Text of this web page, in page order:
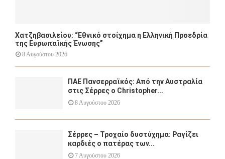
Χατζηβασιλείου: “Εθνικό στοίχημα η Ελληνική Προεδρία
της Ευρωπαϊκής Ένωσης”
8 Αυγούστου 2026
ΠΑΕ Πανσερραϊκός: Από την Αυστραλία
στις Σέρρες ο Christopher...
8 Αυγούστου 2026
Σέρρες – Τροχαίο δυστύχημα: Ραγίζει
καρδιές ο πατέρας των...
7 Αυγούστου 2026